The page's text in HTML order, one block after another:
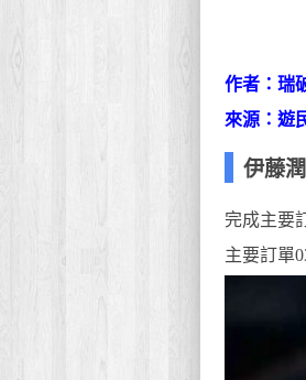
作者：瑞
來源：遊
伊藤
完成主要
主要訂單